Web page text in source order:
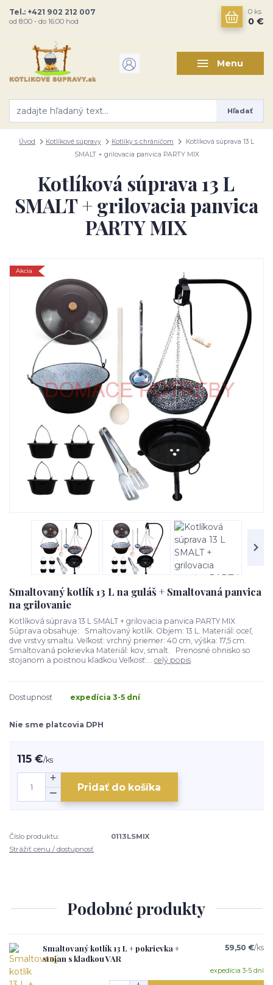
Menu
Hľadať
Tel.: +421 902 212 007
od 8:00 - do 16:00 hod
0 ks
0 €
Úvod Kotlíkové súpravy Kotlíky s chráničom
Kotlíková súprava 13 L
SMALT + grilovacia panvica PARTY MIX
Kotlíková súprava 13 L
SMALT + grilovacia panvica
PARTY MIX
Akcia
Smaltovaný kotlík 13 L na guláš + Smaltovaná panvica
na grilovanie
Kotlíková súprava 13 L SMALT + grilovacia panvica PARTY MIX
Súprava obsahuje: Smaltovaný kotlík. Objem: 13 L. Materiál: oceľ,
dve vrstvy smaltu. Veľkosť: vrchný priemer: 40 cm, výška: 17,5 cm.
Smaltovaná pokrievka Materiál: kov, smalt. Prenosné ohnisko so
stojanom a poistnou kladkou Veľkosť:... celý popis
Dostupnosť expedícia 3-5 dní
Nie sme platcovia DPH
115 €/ks
Pridať do košíka
Číslo produktu:
0113LSMIX
Strážiť cenu / dostupnosť
Podobné produkty
Smaltovaný kotlík 13 L + pokrievka +
stojan s kladkou VAR
59,50 €/ks
expedícia 3-5 dní